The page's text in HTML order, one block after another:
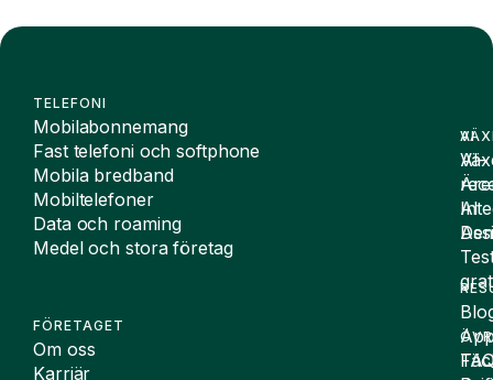
TELEFONI
Mobilabonnemang
Fast telefoni och softphone
Mobila bredband
Mobiltelefoner
Data och roaming
Medel och stora företag
FÖRETAGET
Om oss
Karriär
AI
AI-
AI